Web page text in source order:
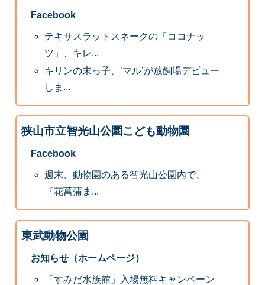
Facebook
テキサスラットスネークの「ココナッ
ツ」、キレ...
キリンの末っ子、’マル’が放飼場デビュー
しま...
狭山市立智光山公園こども動物園
Facebook
週末、動物園のある智光山公園内で、
『花菖蒲ま...
東武動物公園
お知らせ（ホームページ）
「すみだ水族館」入場無料キャンペーン